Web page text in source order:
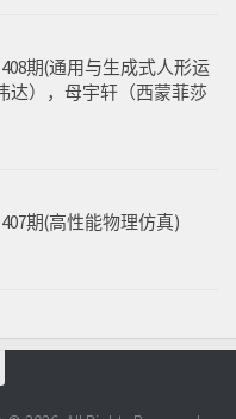
408期(通用与生成式人形运
达），母宇轩（西蒙菲莎
407期(高性能物理仿真)